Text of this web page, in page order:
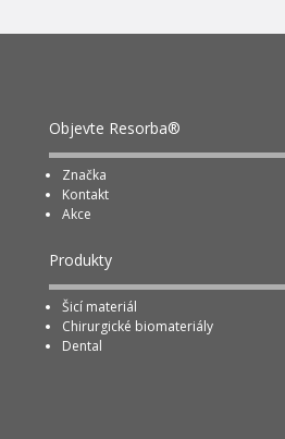
Objevte Resorba®
Značka
Kontakt
Akce
Produkty
Šicí materiál
Chirurgické biomateriály
Dental